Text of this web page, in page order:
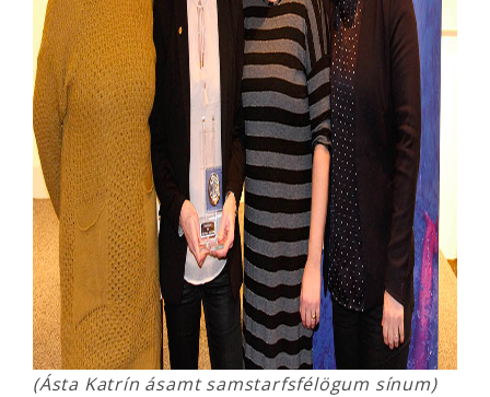
(Ásta Katrín ásamt samstarfsfélögum sínum)